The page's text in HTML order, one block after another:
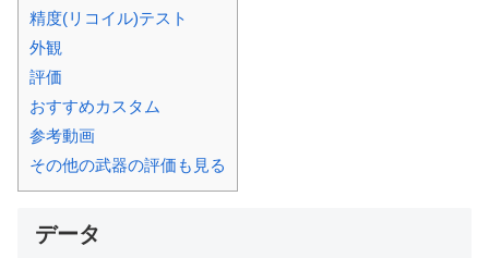
精度(リコイル)テスト
外観
評価
おすすめカスタム
参考動画
その他の武器の評価も見る
データ